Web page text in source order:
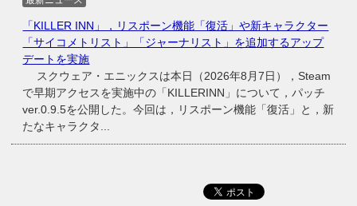
「KILLER INN」，リスポーン機能「復活」や新キャラクター
「サイコメトリスト」「ジャーナリスト」を追加するアップ
デートを実施
スクウェア・エニックスは本日（2026年8月7日），Steam
で早期アクセスを実施中の「KILLERINN」について，パッチ
ver.0.9.5を公開した。今回は，リスポーン機能「復活」と，新
たなキャラクタ...